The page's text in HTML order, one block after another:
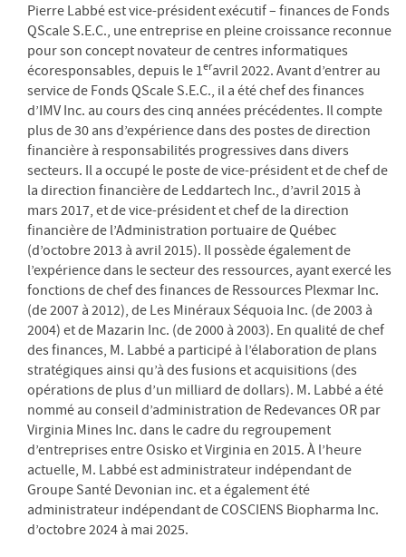
Pierre Labbé est vice-président exécutif – finances de Fonds
QScale S.E.C., une entreprise en pleine croissance reconnue
pour son concept novateur de centres informatiques
écoresponsables, depuis le 1eravril 2022. Avant d’entrer au
service de Fonds QScale S.E.C., il a été chef des finances
d’IMV Inc. au cours des cinq années précédentes. Il compte
plus de 30 ans d’expérience dans des postes de direction
financière à responsabilités progressives dans divers
secteurs. Il a occupé le poste de vice-président et de chef de
la direction financière de Leddartech Inc., d’avril 2015 à
mars 2017, et de vice-président et chef de la direction
financière de l’Administration portuaire de Québec
(d’octobre 2013 à avril 2015). Il possède également de
l’expérience dans le secteur des ressources, ayant exercé les
fonctions de chef des finances de Ressources Plexmar Inc.
(de 2007 à 2012), de Les Minéraux Séquoia Inc. (de 2003 à
2004) et de Mazarin Inc. (de 2000 à 2003). En qualité de chef
des finances, M. Labbé a participé à l’élaboration de plans
stratégiques ainsi qu’à des fusions et acquisitions (des
opérations de plus d’un milliard de dollars). M. Labbé a été
nommé au conseil d’administration de Redevances OR par
Virginia Mines Inc. dans le cadre du regroupement
d’entreprises entre Osisko et Virginia en 2015. À l’heure
actuelle, M. Labbé est administrateur indépendant de
Groupe Santé Devonian inc. et a également été
administrateur indépendant de COSCIENS Biopharma Inc.
d’octobre 2024 à mai 2025.